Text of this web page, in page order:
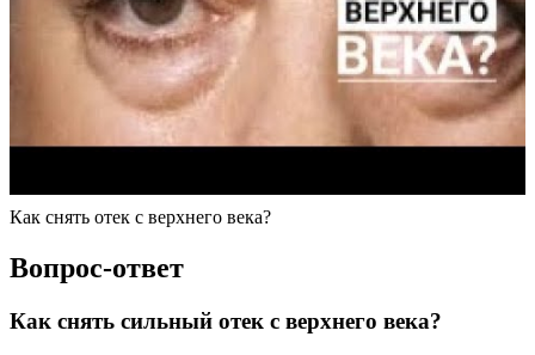
Как снять отек с верхнего века?
Вопрос-ответ
Как снять сильный отек с верхнего века?